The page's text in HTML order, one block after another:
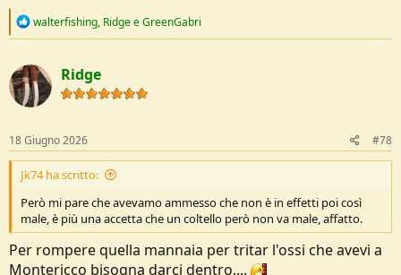
R
c
t
i
o
s
:
walterfishing, RidgeeGreenGabri
Ridge
18 Giugno 2026 #78
Jk74 ha scritto:
Però mi pare che avevamo ammesso che non è in effetti poi così
male, è più una accetta che un coltello però non va male, affatto.
Per rompere quella mannaia per tritar l'ossi che avevi a
Montericco bisogna darci dentro....